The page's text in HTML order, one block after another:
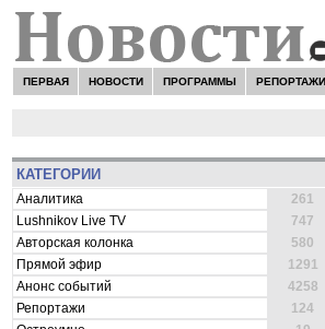
ПЕРВАЯ НОВОСТИ ПРОГРАММЫ РЕПОРТАЖИ
КАТЕГОРИИ
Аналитика
261
Lushnikov Live TV
747
Авторская колонка
580
Прямой эфир
1291
Анонс событий
4258
Репортажи
124